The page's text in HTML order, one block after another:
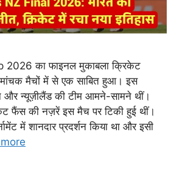
का फाइनल मुकाबला क्रिकेट
मैचों में से एक साबित हुआ। इस
और न्यूज़ीलैंड की टीम आमने-सामने थीं।
फैंस की नज़रें इस मैच पर टिकी हुई थीं।
में शानदार प्रदर्शन किया था और इसी